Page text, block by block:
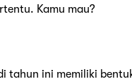
Kamu mau?
tahun ini memiliki